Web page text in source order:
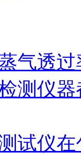
气透
测仪
试仪